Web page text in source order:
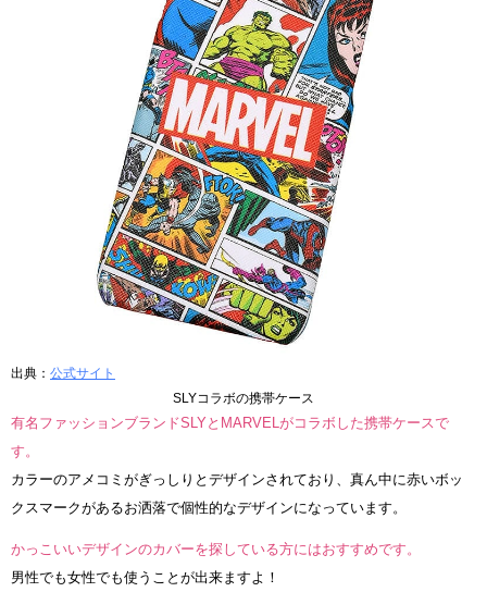
出典： 公式サイト
SLYコラボの携帯ケース
有名ファッションブランドSLYとMARVELがコラボした携帯ケースで
す。
カラーのアメコミがぎっしりとデザインされており、真ん中に赤いボッ
クスマークがあるお洒落で個性的なデザインになっています。
かっこいいデザインのカバーを探している方にはおすすめです。
男性でも女性でも使うことが出来ますよ！